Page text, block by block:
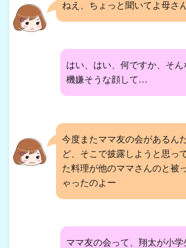
ねえ、ちょっと聞いてよ母さ
はい、はい、何ですか、そん
機嫌そうな顔して…
今度またママ友の会があるん
ど、そこで披露しようと思っ
た料理が他のママさんのと被
ゃったのよー
ママ友の会って、翔太が小学